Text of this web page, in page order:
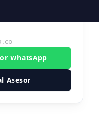
WhatsApp
Asesor